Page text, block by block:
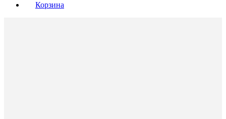
Корзина